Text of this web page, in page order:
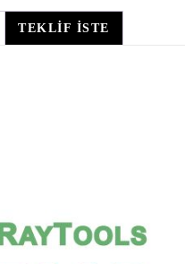
TEKLIF İSTE